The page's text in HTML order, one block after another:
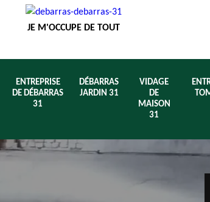
JE M'OCCUPE DE TOUT
ENTREPRISE
DE DÉBARRAS
31
DÉBARRAS
JARDIN 31
VIDAGE
DE
MAISON
31